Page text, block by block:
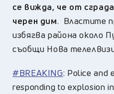
се вижда, че от
черен дим. Властите
избягва района около
съобщи Нова
#BREAKING: Police and
responding to explosion